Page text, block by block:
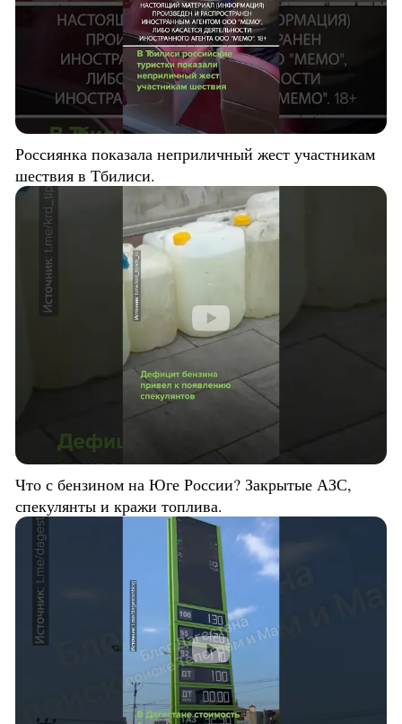
Россиянка показала неприличный жест участникам
шествия в Тбилиси.
Что с бензином на Юге России? Закрытые АЗС,
спекулянты и кражи топлива.